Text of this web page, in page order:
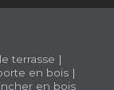
terrasse |
en bois |
en bois